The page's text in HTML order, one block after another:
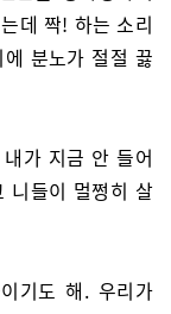
데 짝! 하는 소리
분노가 절절 끓
가 지금 안 들어
니들이 멀쩡히 살
기도 해. 우리가